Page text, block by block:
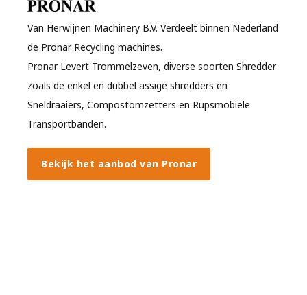
Van Herwijnen Machinery B.V. Verdeelt binnen Nederland
de Pronar Recycling machines.
Pronar Levert Trommelzeven, diverse soorten Shredder
zoals de enkel en dubbel assige shredders en
Sneldraaiers, Compostomzetters en Rupsmobiele
Transportbanden.
Bekijk het aanbod van Pronar